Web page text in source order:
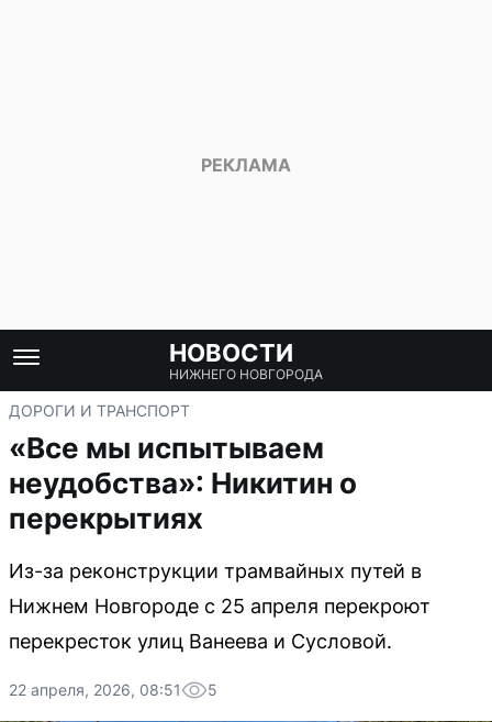
НОВОСТИ
НИЖНЕГО НОВГОРОДА
ДОРОГИ И ТРАНСПОРТ
«Все мы испытываем
неудобства»: Никитин о
перекрытиях
Из-за реконструкции трамвайных путей в
Нижнем Новгороде с 25 апреля перекроют
перекресток улиц Ванеева и Сусловой.
22 апреля, 2026, 08:51 5